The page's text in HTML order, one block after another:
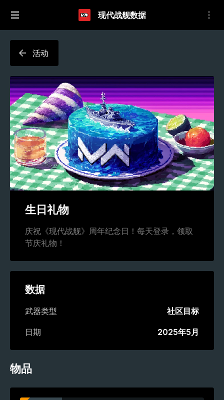
现代战舰数据
活动
生日礼物
庆祝《现代战舰》周年纪念日！每天登录，领取
节庆礼物！
数据
武器类型 社区目标
日期 2025年5月
物品